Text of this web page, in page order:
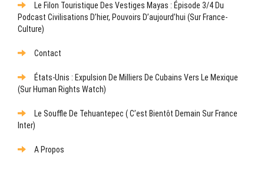
Le Filon Touristique Des Vestiges Mayas : Épisode 3/4 Du
Podcast Civilisations D’hier, Pouvoirs D’aujourd’hui (sur France-
Culture)
Contact
États-Unis : Expulsion De Milliers De Cubains Vers Le Mexique
(sur Human Rights Watch)
Le Souffle De Tehuantepec ( C’est Bientôt Demain Sur France
Inter)
A Propos